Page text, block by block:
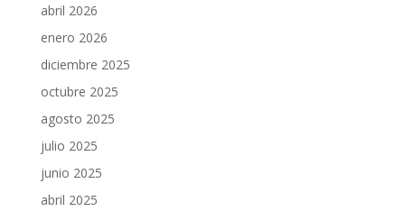
abril 2026
enero 2026
diciembre 2025
octubre 2025
agosto 2025
julio 2025
junio 2025
abril 2025